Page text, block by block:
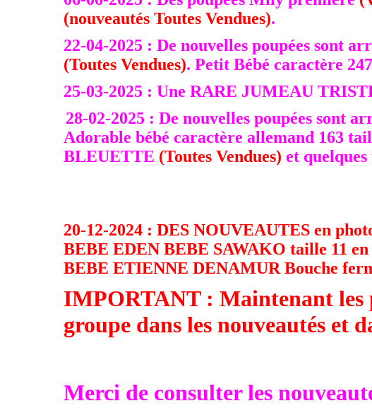
(nouveautés Toutes Vendues).
22-04-2025 : De nouvelles poupées sont
(Toutes Vendues). Petit Bébé caractère
25-03-2025 : Une RARE JUMEAU
28-02-2025 : De nouvelles poupées sont
Adorable bébé caractère allemand 163
BLEUETTE (Toutes Vendues) et
20-12-2024 : DES NOUVEAUTES en
BEBE EDEN BEBE SAWAKO taille 11
BEBE ETIENNE DENAMUR Bouche
IMPORTANT : Maintenant les
groupe dans les nouveautés et
Merci de consulter les